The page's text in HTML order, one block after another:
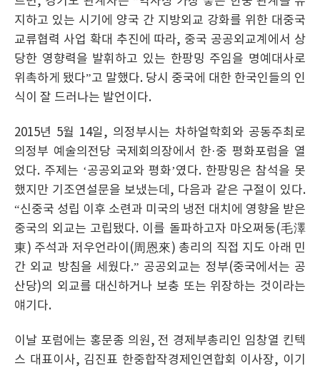
지하고 있는 시기에 양국 간 지방외교 강화를 위한 대중국
교류협력 사업 확대 추진에 따라, 중국 공공외교계에서 상
당한 영향력을 발휘하고 있는 한팡밍 주임을 명예대사로
위촉하게 됐다”고 말했다. 당시 중국에 대한 한국인들의 인
식이 잘 드러나는 발언이다.
2015년 5월 14일, 의정부시는 차하얼학회와 공동주최로
의정부 예술의전당 국제회의장에서 한·중 평화포럼을 열
었다. 주제는 ‘공공외교와 평화’였다. 한팡밍은 참석을 못
했지만 기조연설문을 보냈는데, 다음과 같은 구절이 있다.
“신중국 성립 이후 소련과 미국의 냉전 대치에 영향을 받은
중국의 외교는 고립됐다. 이를 돌파하고자 마오쩌둥(毛澤
東) 주석과 저우언라이(周恩來) 총리의 직접 지도 아래 민
간 외교 방침을 세웠다.” 공공외교는 정부(중국에서는 공
산당)의 외교를 대신하거나 보충 또는 위장하는 것이라는
얘기다.
이날 포럼에는 홍문종 의원, 전 경제부총리인 임창열 킨텍
스 대표이사, 김진표 한중합작경제인연합회 이사장, 이기